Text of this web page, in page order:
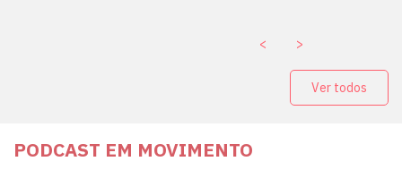
< >
Ver todos
PODCAST EM MOVIMENTO